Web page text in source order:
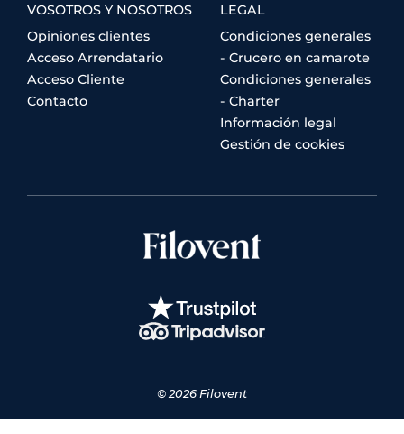
VOSOTROS Y NOSOTROS
Opiniones clientes
Acceso Arrendatario
Acceso Cliente
Contacto
LEGAL
Condiciones generales
- Crucero en camarote
Condiciones generales
- Charter
Información legal
Gestión de cookies
© 2026 Filovent